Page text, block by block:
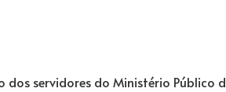
servidores do Ministério Público